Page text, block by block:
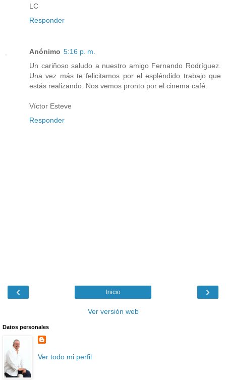
LC
Responder
Anónimo 5:16 p. m.
Un cariñoso saludo a nuestro amigo Fernando Rodríguez.
Una vez más te felicitamos por el espléndido trabajo que
estás realizando. Nos vemos pronto por el cinema café.
Víctor Esteve
Responder
‹ ›
Inicio
Ver versión web
Datos personales
Ver todo mi perfil